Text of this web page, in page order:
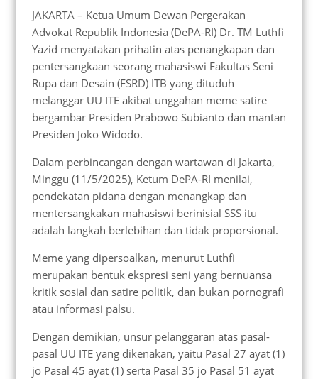
JAKARTA – Ketua Umum Dewan Pergerakan
Advokat Republik Indonesia (DePA-RI) Dr. TM Luthfi
Yazid menyatakan prihatin atas penangkapan dan
pentersangkaan seorang mahasiswi Fakultas Seni
Rupa dan Desain (FSRD) ITB yang dituduh
melanggar UU ITE akibat unggahan meme satire
bergambar Presiden Prabowo Subianto dan mantan
Presiden Joko Widodo.
Dalam perbincangan dengan wartawan di Jakarta,
Minggu (11/5/2025), Ketum DePA-RI menilai,
pendekatan pidana dengan menangkap dan
mentersangkakan mahasiswi berinisial SSS itu
adalah langkah berlebihan dan tidak proporsional.
Meme yang dipersoalkan, menurut Luthfi
merupakan bentuk ekspresi seni yang bernuansa
kritik sosial dan satire politik, dan bukan pornografi
atau informasi palsu.
Dengan demikian, unsur pelanggaran atas pasal-
pasal UU ITE yang dikenakan, yaitu Pasal 27 ayat (1)
jo Pasal 45 ayat (1) serta Pasal 35 jo Pasal 51 ayat